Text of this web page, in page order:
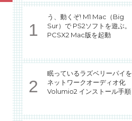
う、動くぞ! M1 Mac（Big
Sur）で PS2ソフトを遊ぶ。
PCSX2 Mac版を起動
眠っているラズベリーパイを
ネットワークオーディオ化
Volumio2 インストール手順